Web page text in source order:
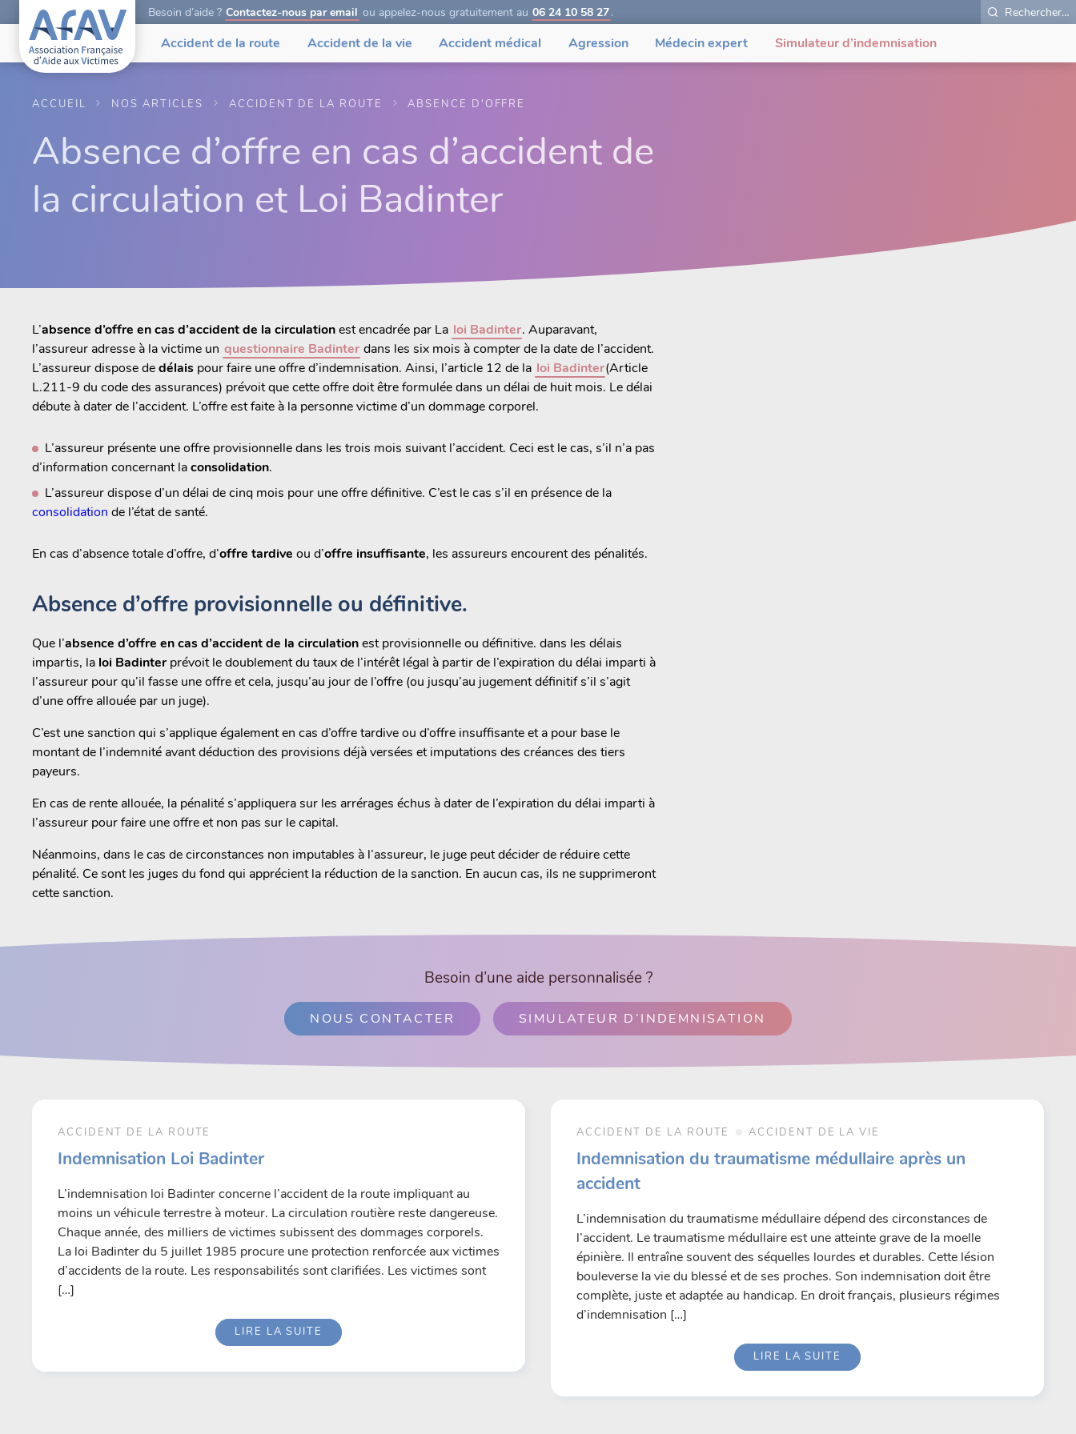
Besoin d’aide ? Contactez-nous par email ou appelez-nous gratuitement au 06 24 10 58 27. Rechercher…
Accident de la route Accident de la vie Accident médical Agression Médecin expert Simulateur d’indemnisation
ACCUEIL NOS ARTICLES ACCIDENT DE LA ROUTE ABSENCE D'OFFRE
Absence d’offre en cas d’accident de
la circulation et Loi Badinter
L’absence d’offre en cas d’accident de la circulationest encadrée par La loi Badinter. Auparavant,
l’assureur adresse à la victime un questionnaire Badinter dans les six mois à compter de la date de l’accident.
L’assureur dispose dedélais pour faire une offre d’indemnisation. Ainsi, l’article 12 de la loi Badinter(Article
L.211-9 du code des assurances) prévoit que cette offre doit être formulée dans un délai de huit mois. Le délai
débute à dater de l’accident. L’offre est faite à la personne victime d’un dommage corporel.
L’assureur présente une offre provisionnelle dans les trois mois suivant l’accident. Ceci est le cas, s’il n’a pas
d’information concernant laconsolidation.
L’assureur dispose d’un délai de cinq mois pour une offre définitive. C’est le cas s’il en présence de la
consolidation de l’état de santé.
En cas d’absence totale d’offre, d’offre tardive ou d’offre insuffisante, les assureurs encourent des pénalités.
Absence d’offre provisionnelle ou définitive.
Que l’absence d’offre en cas d’accident de la circulationest provisionnelle ou définitive. dans les délais
impartis, la loi Badinterprévoit le doublement du taux de l’intérêt légal à partir de l’expiration du délai imparti à
l’assureur pour qu’il fasse une offre et cela, jusqu’au jour de l’offre (ou jusqu’au jugement définitif s’il s’agit
d’une offre allouée par un juge).
C’est une sanction qui s’applique également en cas d’offre tardive ou d’offre insuffisante et a pour base le
montant de l’indemnité avant déduction des provisions déjà versées et imputations des créances des tiers
payeurs.
En cas de rente allouée, la pénalité s’appliquera sur les arrérages échus à dater de l’expiration du délai imparti à
l’assureur pour faire une offre et non pas sur le capital.
Néanmoins, dans le cas de circonstances non imputables à l’assureur, le juge peut décider de réduire cette
pénalité. Ce sont les juges du fond qui apprécient la réduction de la sanction. En aucun cas, ils ne supprimeront
cette sanction.
Besoin d’une aide personnalisée ?
NOUS CONTACTER SIMULATEUR D’INDEMNISATION
ACCIDENT DE LA ROUTE
Indemnisation Loi Badinter
L’indemnisation loi Badinter concerne l’accident de la route impliquant au
moins un véhicule terrestre à moteur. La circulation routière reste dangereuse.
Chaque année, des milliers de victimes subissent des dommages corporels.
La loi Badinter du 5 juillet 1985 procure une protection renforcée aux victimes
d’accidents de la route. Les responsabilités sont clarifiées. Les victimes sont
[…]
LIRE LA SUITE
ACCIDENT DE LA ROUTE ACCIDENT DE LA VIE
Indemnisation du traumatisme médullaire après un
accident
L’indemnisation du traumatisme médullaire dépend des circonstances de
l’accident. Le traumatisme médullaire est une atteinte grave de la moelle
épinière. Il entraîne souvent des séquelles lourdes et durables. Cette lésion
bouleverse la vie du blessé et de ses proches. Son indemnisation doit être
complète, juste et adaptée au handicap. En droit français, plusieurs régimes
d’indemnisation […]
LIRE LA SUITE